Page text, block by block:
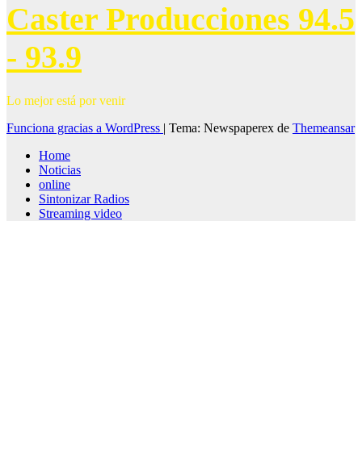
Caster Producciones 94.5
- 93.9
Lo mejor está por venir
Funciona gracias a WordPress | Tema: Newspaperex de Themeansar
Home
Noticias
online
Sintonizar Radios
Streaming video